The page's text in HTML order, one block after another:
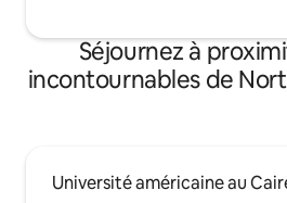
Séjournez à
incontournables de
Université américaine au